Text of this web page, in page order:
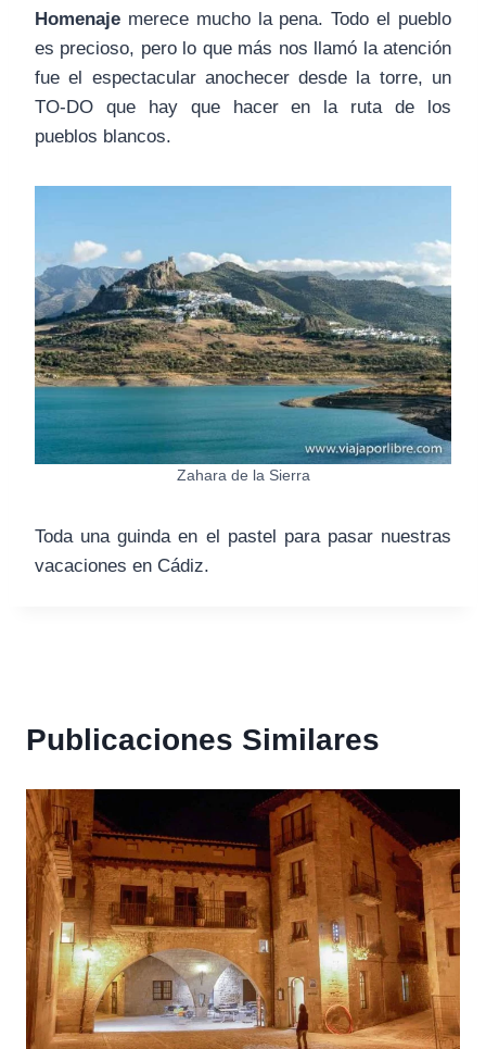
Homenaje merece mucho la pena. Todo el pueblo
es precioso, pero lo que más nos llamó la atención
fue el espectacular anochecer desde la torre, un
TO-DO que hay que hacer en la ruta de los
pueblos blancos.
Zahara de la Sierra
Toda una guinda en el pastel para pasar nuestras
vacaciones en Cádiz.
Publicaciones Similares